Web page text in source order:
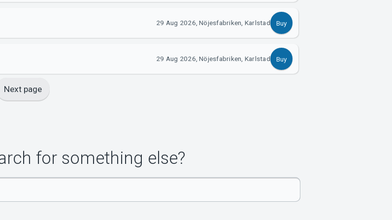
29 Aug 2026, Nöjesfabriken, Karlstad Buy
29 Aug 2026, Nöjesfabriken, Karlstad Buy
Next page
for something else?